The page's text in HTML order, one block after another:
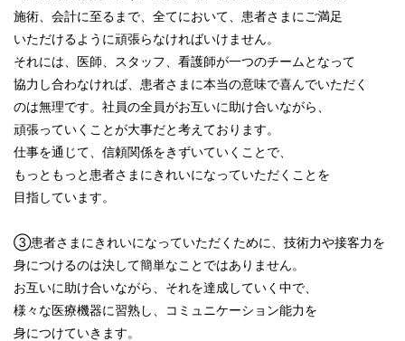
施術、会計に至るまで、全てにおいて、患者さまにご満足
いただけるように頑張らなければいけません。
それには、医師、スタッフ、看護師が一つのチームとなって
協力し合わなければ、患者さまに本当の意味で喜んでいただく
のは無理です。社員の全員がお互いに助け合いながら、
頑張っていくことが大事だと考えております。
仕事を通じて、信頼関係をきずいていくことで、
もっともっと患者さまにきれいになっていただくことを
目指しています。
③患者さまにきれいになっていただくために、技術力や接客力を
身につけるのは決して簡単なことではありません。
お互いに助け合いながら、それを達成していく中で、
様々な医療機器に習熟し、コミュニケーション能力を
身につけていきます。